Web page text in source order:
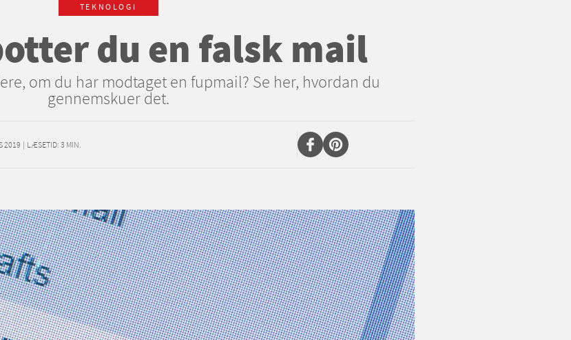
TEKNOLOGI
du en falsk mail
om du har modtaget en fupmail? Se her, hvordan du
gennemskuer det.
2019 | LÆSETID: 3 MIN.